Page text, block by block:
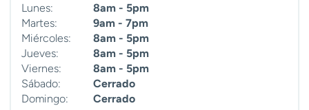
Lunes:
8am - 5pm
Martes:
9am - 7pm
Miércoles:
8am - 5pm
Jueves:
8am - 5pm
Viernes:
8am - 5pm
Sábado:
Cerrado
Domingo:
Cerrado